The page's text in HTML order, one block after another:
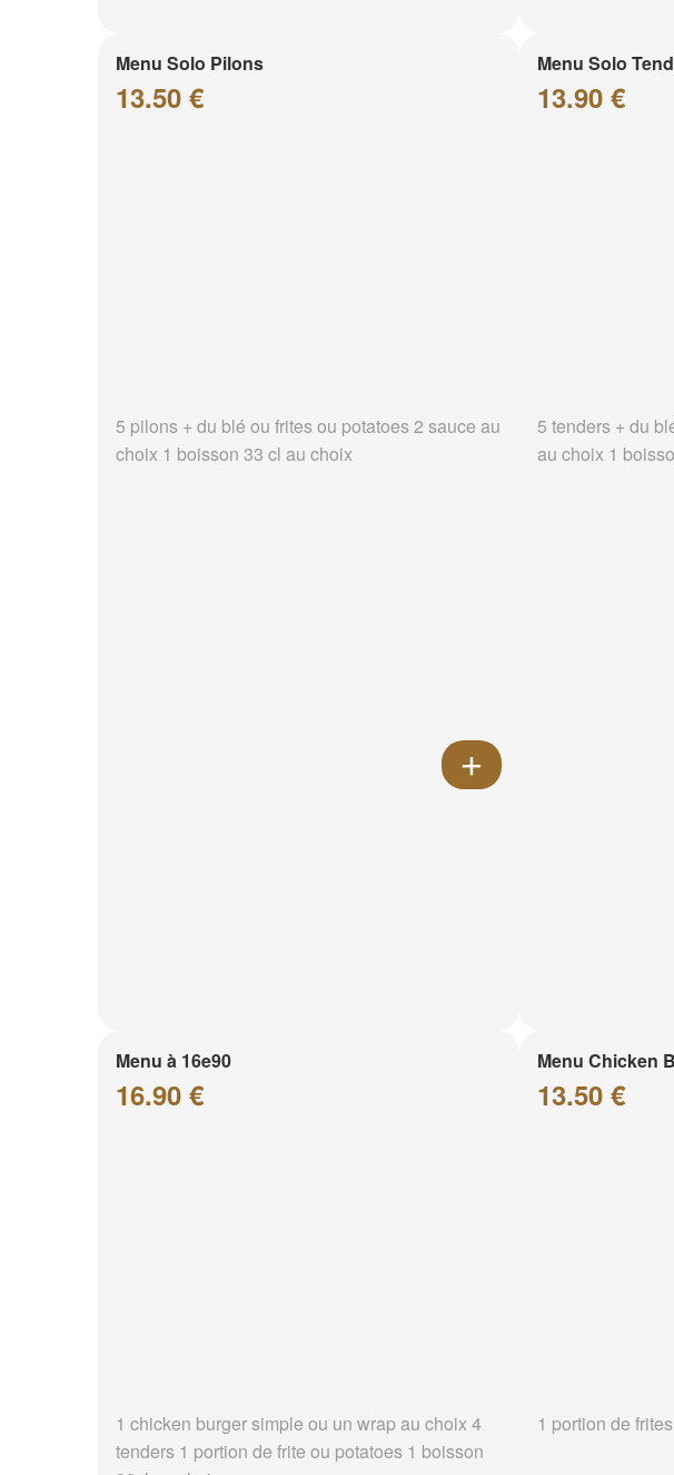
Menu Solo Pilons
13.50 €
5 pilons + du blé ou frites ou potatoes 2 sauce au
choix 1 boisson 33 cl au choix
Menu Solo
13.90 €
5 tenders + du
au choix 1
Menu à 16e90
16.90 €
1 chicken burger simple ou un wrap au choix 4
tenders 1 portion de frite ou potatoes 1 boisson
Menu Chicken
13.50 €
1 portion de